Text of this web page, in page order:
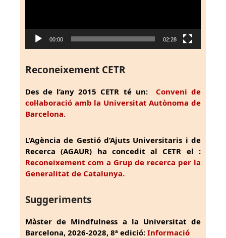
00:00 02:28
Reconeixement CETR
Des de l’any 2015 CETR té un: Conveni de
col·laboració amb la Universitat Autònoma de
Barcelona.
L’Agència de Gestió d’Ajuts Universitaris i de
Recerca (AGAUR) ha concedit al CETR el :
Reconeixement com a Grup de recerca per la
Generalitat de Catalunya.
Suggeriments
Màster de Mindfulness a la Universitat de
Barcelona, 2026-2028, 8ª edició: Informació